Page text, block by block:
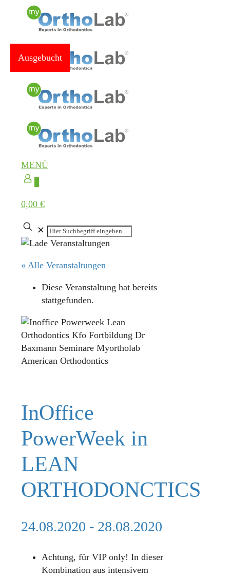
MENÜ
0,00 €
✕
« Alle Veranstaltungen
Diese Veranstaltung hat bereits
stattgefunden.
Ausgebucht
InOffice
PowerWeek in
LEAN
ORTHODONCTICS
24.08.2020 - 28.08.2020
Achtung, für VIP only! In dieser
Kombination aus intensivem